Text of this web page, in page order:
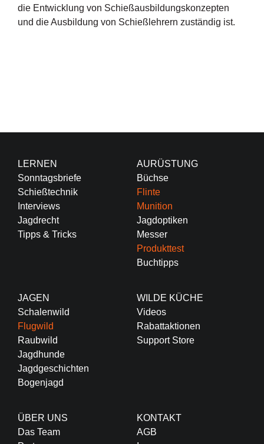
die Entwicklung von Schießausbildungskonzepten
und die Ausbildung von Schießlehrern zuständig ist.
LERNEN
Sonntagsbriefe
Schießtechnik
Interviews
Jagdrecht
Tipps & Tricks
AURÜSTUNG
Büchse
Flinte
Munition
Jagdoptiken
Messer
Produkttest
Buchtipps
JAGEN
Schalenwild
Flugwild
Raubwild
Jagdhunde
Jagdgeschichten
Bogenjagd
WILDE KÜCHE
Videos
Rabattaktionen
Support Store
ÜBER UNS
Das Team
KONTAKT
AGB